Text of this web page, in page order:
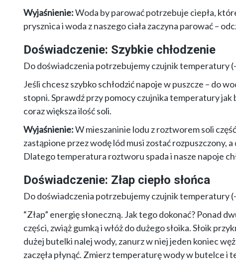
Wyjaśnienie:Woda by parować potrzebuje ciepła,
prysznica i woda z naszego ciała zaczyna parować –
Doświadczenie: Szybkie chłodzenie
Do doświadczenia potrzebujemy czujnik temperatury
Jeśli chcesz szybko schłodzić napoje w puszcze – do
stopni. Sprawdź przy pomocy czujnika temperatury
coraz większa ilość soli.
Wyjaśnienie:W mieszaninie lodu z roztworem soli
zastąpione przez wodę lód musi zostać
Dlatego temperatura roztworu spada i nasze napoje
Doświadczenie: Złap ciepło słońca
Do doświadczenia potrzebujemy czujnik temperatury
“Złap” energię słoneczną. Jak tego dokonać?
części, zwiąż gumką i włóż do dużego słoika. Słoik
dużej butelki nalej wody, zanurz w niej jeden koniec
zaczęła płynąć. Zmierz temperaturę wody w butelce i